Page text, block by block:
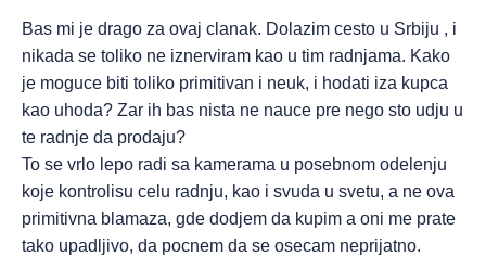
Bas mi je drago za ovaj clanak. Dolazim cesto u Srbiju , i
nikada se toliko ne iznerviram kao u tim radnjama. Kako
je moguce biti toliko primitivan i neuk, i hodati iza kupca
kao uhoda? Zar ih bas nista ne nauce pre nego sto udju u
te radnje da prodaju?
To se vrlo lepo radi sa kamerama u posebnom odelenju
koje kontrolisu celu radnju, kao i svuda u svetu, a ne ova
primitivna blamaza, gde dodjem da kupim a oni me prate
tako upadljivo, da pocnem da se osecam neprijatno.